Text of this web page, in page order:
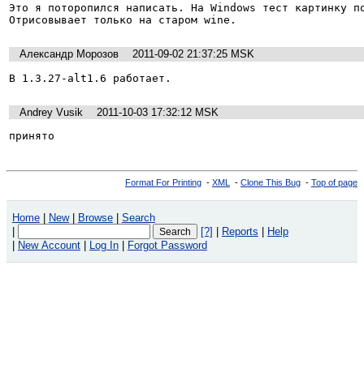
Это я поторопился написать. На Windows тест картинку
Отрисовывает только на старом wine.
Александр Морозов
2011-09-02 21:37:25 MSK
В 1.3.27-alt1.6 работает.
Andrey Vusik
2011-10-03 17:32:12 MSK
принято
Format For Printing - XML - Clone This Bug - Top of page
Home New Browse
Search
[?] Reports
Help
New Account Log In Forgot Password